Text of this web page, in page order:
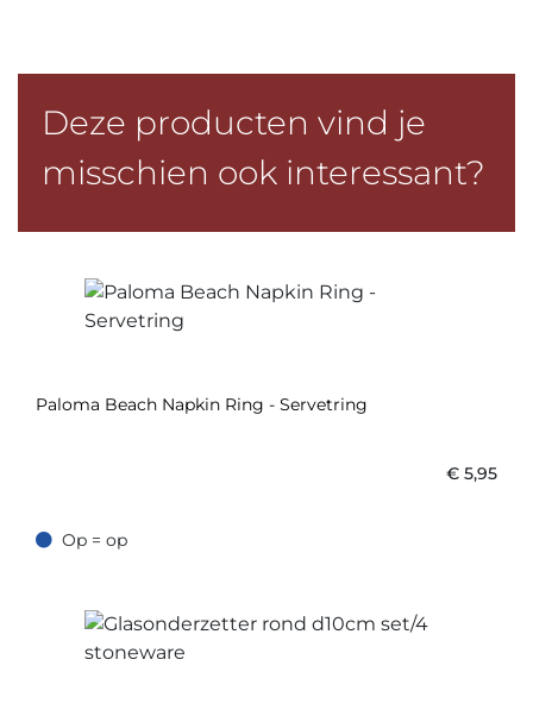
Deze producten vind je
misschien ook interessant?
Paloma Beach Napkin Ring - Servetring
€ 5,95
Op = op
Op = op